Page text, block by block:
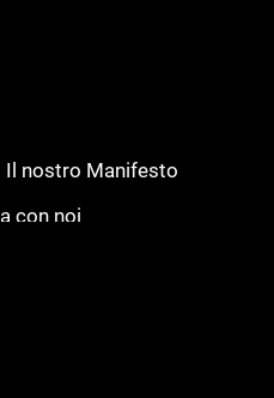
Il nostro Manifesto
con noi